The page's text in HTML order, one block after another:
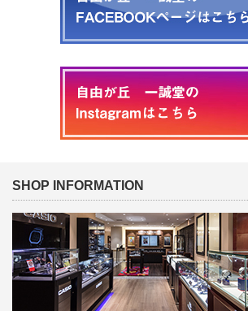
SHOP INFORMATION